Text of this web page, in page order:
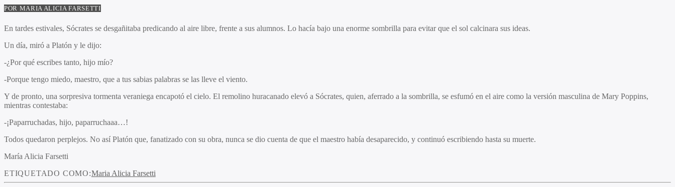
POR MARIA ALICIA FARSETTI
En tardes estivales, Sócrates se desgañitaba predicando al aire libre, frente a sus alumnos. Lo hacía bajo una enorme sombrilla para evitar que el sol calcinara sus ideas.
Un día, miró a Platón y le dijo:
-¿Por qué escribes tanto, hijo mío?
-Porque tengo miedo, maestro, que a tus sabias palabras se las lleve el viento.
Y de pronto, una sorpresiva tormenta veraniega encapotó el cielo. El remolino huracanado elevó a Sócrates, quien, aferrado a la sombrilla, se esfumó en el aire como la versión masculina de Mary Poppins,
mientras contestaba:
-¡Paparruchadas, hijo, paparruchaaa…!
Todos quedaron perplejos. No así Platón que, fanatizado con su obra, nunca se dio cuenta de que el maestro había desaparecido, y continuó escribiendo hasta su muerte.
María Alicia Farsetti
ETIQUETADO COMO:Maria Alicia Farsetti